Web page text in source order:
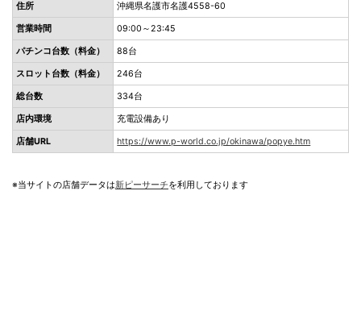
住所 沖縄県名護市名護4558-60
営業時間 09:00～23:45
パチンコ台数（料金） 88台
スロット台数（料金） 246台
総台数 334台
店内環境 充電設備あり
店舗URL https://www.p-world.co.jp/okinawa/popye.htm
※当サイトの店舗データは新ピーサーチを利用しております